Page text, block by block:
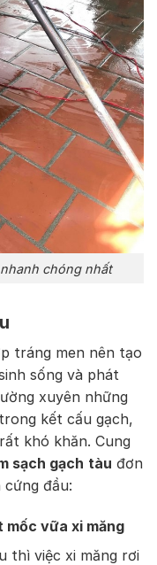
chóng nhất
tráng men nên tạo
sống và phát
xuyên những
kết cấu gạch,
khó khăn. Cung
sạch gạch tàu đơn
đầu:
mốc vữa xi măng
thì việc xi măng rơi